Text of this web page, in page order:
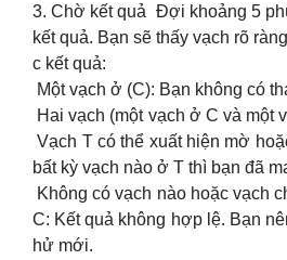
3. Chờ kết quả Đợi khoảng 5
kết quả. Bạn sẽ thấy vạch rõ
c kết quả:
Một vạch ở (C): Bạn không có
Hai vạch (một vạch ở C và một
Vạch T có thể xuất hiện mờ
bất kỳ vạch nào ở T thì bạn đã
Không có vạch nào hoặc vạch
C: Kết quả không hợp lệ. Bạn
hử mới.